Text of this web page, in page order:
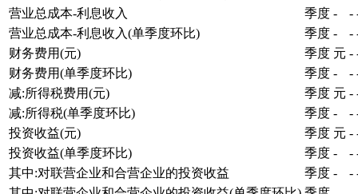
营业总成本-利息收入
季度 - -
营业总成本-利息收入(单季度环比)
季度 - -
财务费用(元)
季度 元 -
财务费用(单季度环比)
季度 - -
减:所得税费用(元)
季度 元 -
减:所得税(单季度环比)
季度 - -
投资收益(元)
季度 元 -
投资收益(单季度环比)
季度 - -
其中:对联营企业和合营企业的投资收益
季度 - -